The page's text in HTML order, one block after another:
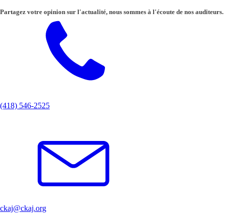
Partagez votre opinion sur l'actualité, nous sommes à l'écoute de nos auditeurs.
(418) 546-2525
ckaj@ckaj.org